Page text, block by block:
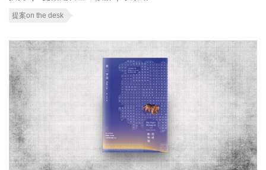
提案on the desk